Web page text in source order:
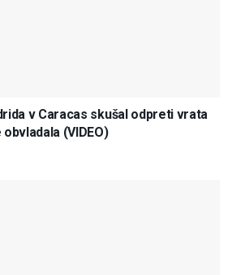
v Caracas skušal odpreti vrata
(VIDEO)